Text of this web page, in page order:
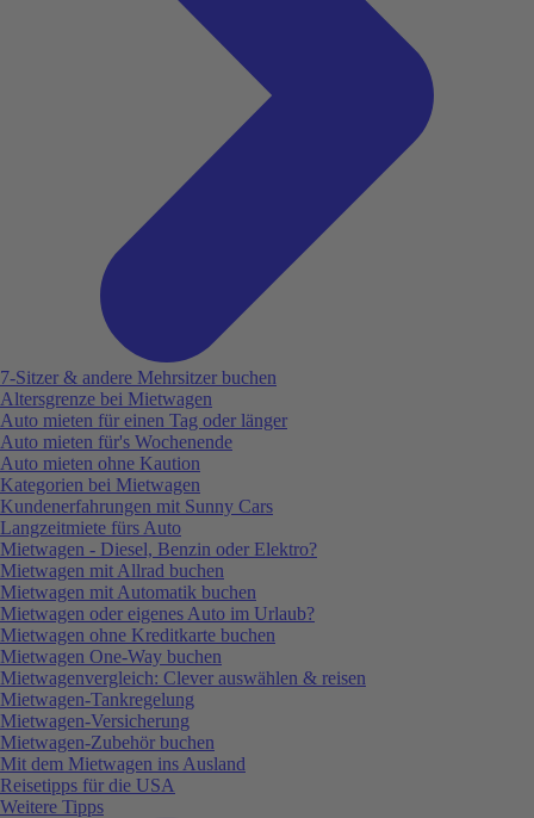
7-Sitzer & andere Mehrsitzer buchen
Altersgrenze bei Mietwagen
Auto mieten für einen Tag oder länger
Auto mieten für's Wochenende
Auto mieten ohne Kaution
Kategorien bei Mietwagen
Kundenerfahrungen mit Sunny Cars
Langzeitmiete fürs Auto
Mietwagen - Diesel, Benzin oder Elektro?
Mietwagen mit Allrad buchen
Mietwagen mit Automatik buchen
Mietwagen oder eigenes Auto im Urlaub?
Mietwagen ohne Kreditkarte buchen
Mietwagen One-Way buchen
Mietwagenvergleich: Clever auswählen & reisen
Mietwagen-Tankregelung
Mietwagen-Versicherung
Mietwagen-Zubehör buchen
Mit dem Mietwagen ins Ausland
Reisetipps für die USA
Weitere Tipps